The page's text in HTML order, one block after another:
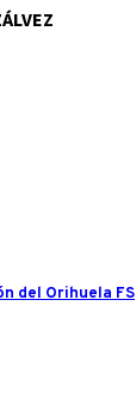
del Orihuela FS